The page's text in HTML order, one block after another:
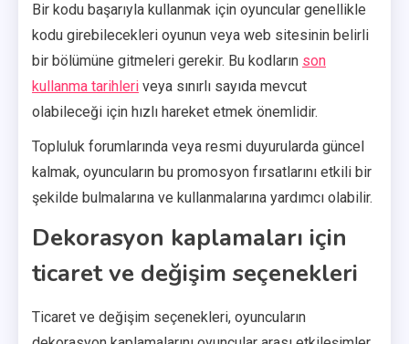
Bir kodu başarıyla kullanmak için oyuncular genellikle
kodu girebilecekleri oyunun veya web sitesinin belirli
bir bölümüne gitmeleri gerekir. Bu kodların son
kullanma tarihleri veya sınırlı sayıda mevcut
olabileceği için hızlı hareket etmek önemlidir.
Topluluk forumlarında veya resmi duyurularda güncel
kalmak, oyuncuların bu promosyon fırsatlarını etkili bir
şekilde bulmalarına ve kullanmalarına yardımcı olabilir.
Dekorasyon kaplamaları için
ticaret ve değişim seçenekleri
Ticaret ve değişim seçenekleri, oyuncuların